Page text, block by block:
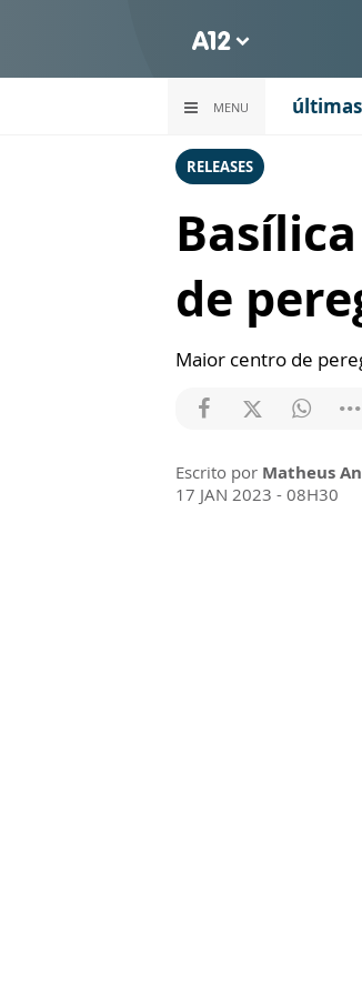
MENU últimas
RELEASES
de
Maior centro de
Escrito por Matheus
17 JAN 2023 - 08H30